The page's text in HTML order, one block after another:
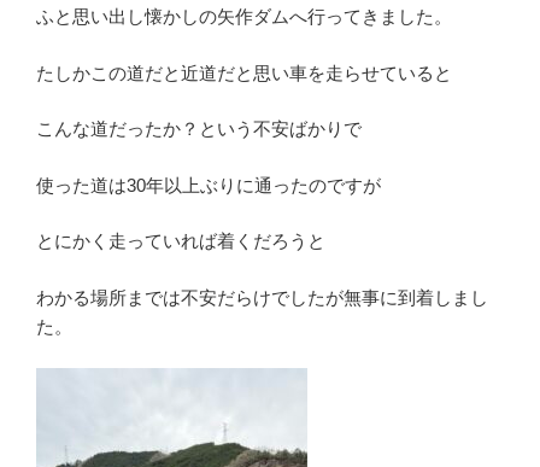
ふと思い出し懐かしの矢作ダムへ行ってきました。
たしかこの道だと近道だと思い車を走らせていると
こんな道だったか？という不安ばかりで
使った道は30年以上ぶりに通ったのですが
とにかく走っていれば着くだろうと
わかる場所までは不安だらけでしたが無事に到着しまし
た。